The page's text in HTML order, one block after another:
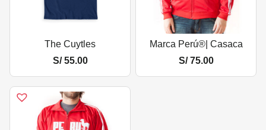
The Cuytles
S/55.00
Marca Perú®| Casaca
S/75.00